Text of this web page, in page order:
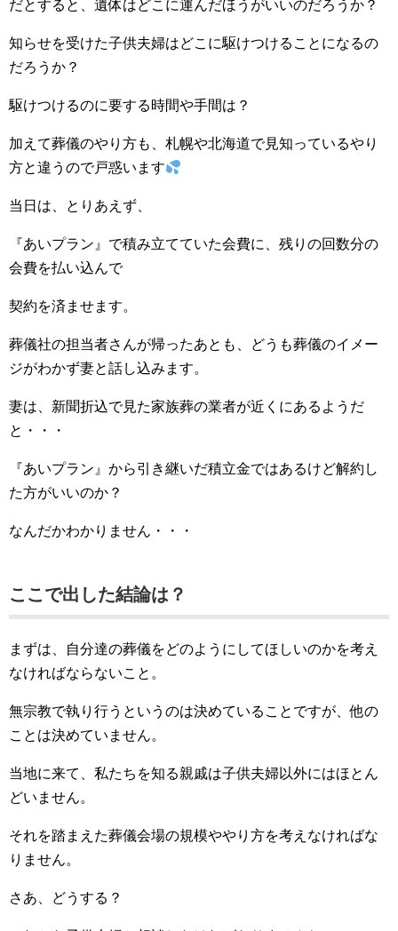
だとすると、遺体はどこに運んだほうがいいのだろうか？
知らせを受けた子供夫婦はどこに駆けつけることになるの
だろうか？
駆けつけるのに要する時間や手間は？
加えて葬儀のやり方も、札幌や北海道で見知っているやり
方と違うので戸惑います
当日は、とりあえず、
『あいプラン』で積み立てていた会費に、残りの回数分の
会費を払い込んで
契約を済ませます。
葬儀社の担当者さんが帰ったあとも、どうも葬儀のイメー
ジがわかず妻と話し込みます。
妻は、新聞折込で見た家族葬の業者が近くにあるようだ
と・・・
『あいプラン』から引き継いだ積立金ではあるけど解約し
た方がいいのか？
なんだかわかりません・・・
ここで出した結論は？
まずは、自分達の葬儀をどのようにしてほしいのかを考え
なければならないこと。
無宗教で執り行うというのは決めていることですが、他の
ことは決めていません。
当地に来て、私たちを知る親戚は子供夫婦以外にはほとん
どいません。
それを踏まえた葬儀会場の規模ややり方を考えなければな
りません。
さあ、どうする？